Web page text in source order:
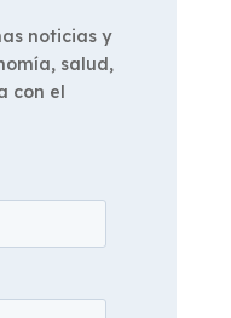
noticias y
salud,
con el